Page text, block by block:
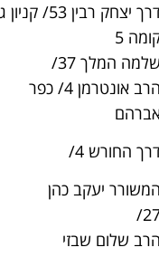
53/ קניון גבעתיים –
03-7330800
03-7378300
03-9300542
03-5392304
03-5349758
03-9380807